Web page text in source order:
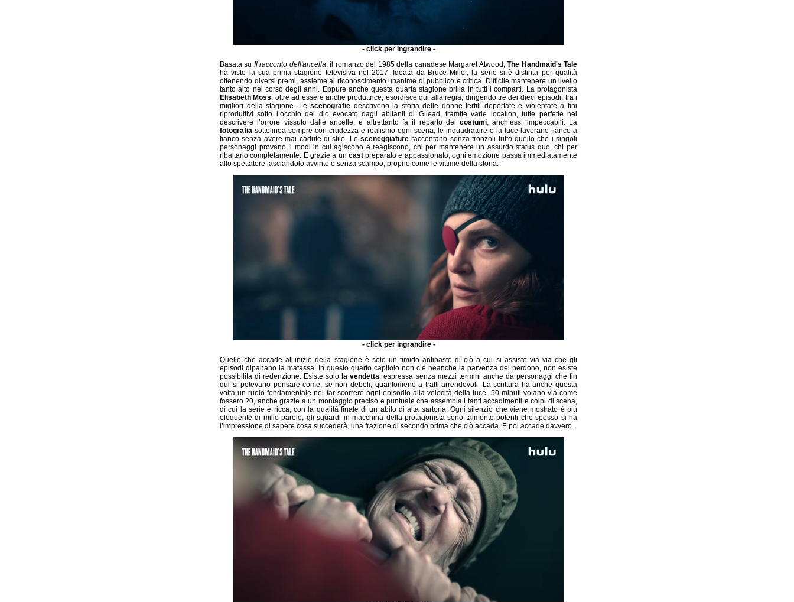
- click per ingrandire -
Basata su Il racconto dell'ancella, il romanzo del 1985 della canadese Margaret Atwood,The Handmaid's Tale
ha visto la sua prima stagione televisiva nel 2017. Ideata da Bruce Miller, la serie si è distinta per qualità
ottenendo diversi premi, assieme al riconoscimento unanime di pubblico e critica. Difficile mantenere un livello
tanto alto nel corso degli anni. Eppure anche questa quarta stagione brilla in tutti i comparti. La protagonista
Elisabeth Moss, oltre ad essere anche produttrice, esordisce qui alla regia, dirigendo tre dei dieci episodi, tra i
migliori della stagione. Lescenografie descrivono la storia delle donne fertili deportate e violentate a fini
riproduttivi sotto l’occhio del dio evocato dagli abitanti di Gilead, tramite varie location, tutte perfette nel
descrivere l’orrore vissuto dalle ancelle, e altrettanto fa il reparto deicostumi, anch’essi impeccabili. La
fotografia sottolinea sempre con crudezza e realismo ogni scena, le inquadrature e la luce lavorano fianco a
fianco senza avere mai cadute di stile. Le sceneggiature raccontano senza fronzoli tutto quello che i singoli
personaggi provano, i modi in cui agiscono e reagiscono, chi per mantenere un assurdo status quo, chi per
ribaltarlo completamente. E grazie a un castpreparato e appassionato, ogni emozione passa immediatamente
allo spettatore lasciandolo avvinto e senza scampo, proprio come le vittime della storia.
- click per ingrandire -
Quello che accade all’inizio della stagione è solo un timido antipasto di ciò a cui si assiste via via che gli
episodi dipanano la matassa. In questo quarto capitolo non c’è neanche la parvenza del perdono, non esiste
possibilità di redenzione. Esiste solo la vendetta, espressa senza mezzi termini anche da personaggi che fin
qui si potevano pensare come, se non deboli, quantomeno a tratti arrendevoli. La scrittura ha anche questa
volta un ruolo fondamentale nel far scorrere ogni episodio alla velocità della luce, 50 minuti volano via come
fossero 20, anche grazie a un montaggio preciso e puntuale che assembla i tanti accadimenti e colpi di scena,
di cui la serie è ricca, con la qualità finale di un abito di alta sartoria. Ogni silenzio che viene mostrato è più
eloquente di mille parole, gli sguardi in macchina della protagonista sono talmente potenti che spesso si ha
l’impressione di sapere cosa succederà, una frazione di secondo prima che ciò accada. E poi accade davvero.